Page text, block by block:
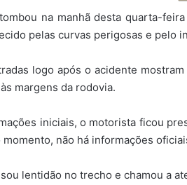
na manhã desta quarta-
pelas curvas perigosas e pelo
logo após o acidente
margens da rodovia.
iniciais, o motorista ficou
momento, não há informações
lentidão no trecho e chamou a